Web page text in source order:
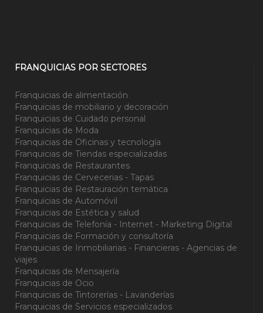
FRANQUICIAS POR SECTORES
Franquicias de alimentación
Franquicias de mobiliario y decoración
Franquicias de Cuidado personal
Franquicias de Moda
Franquicias de Oficinas y tecnología
Franquicias de Tiendas especializadas
Franquicias de Restaurantes
Franquicias de Cervecerias - Tapas
Franquicias de Restauración temática
Franquicias de Automóvil
Franquicias de Estética y salud
Franquicias de Telefonía - Internet - Marketing Digital
Franquicias de Formación y consultoría
Franquicias de Inmobiliarias - Financieras - Agencias de
viajes
Franquicias de Mensajería
Franquicias de Ocio
Franquicias de Tintorerías - Lavanderías
Franquicias de Servicios especializados